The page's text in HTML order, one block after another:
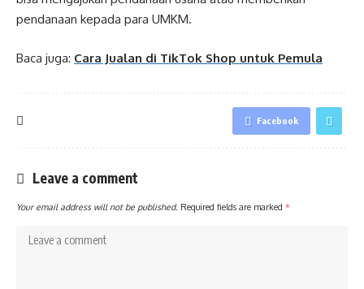
pendanaan kepada para UMKM.
Baca juga: Cara Jualan di TikTok Shop untuk Pemula
Facebook
Leave a comment
Your email address will not be published. Required fields are marked *